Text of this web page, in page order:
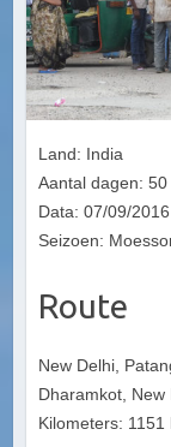
Land: India
Aantal dagen: 50
Data: 07/09/
Seizoen:
Route
New Delhi,
Dharamkot, New
Kilometers: 1151